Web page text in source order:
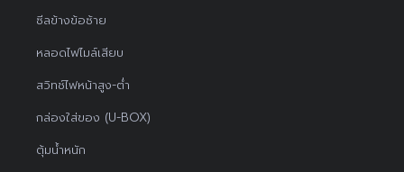
ซีลข้างข้อซ้าย
หลอดไฟไมล์เสียบ
สวิทช์ไฟหน้าสูง-ต่ำ
กล่องใส่ของ (U-BOX)
ตุ้มน้ำหนัก